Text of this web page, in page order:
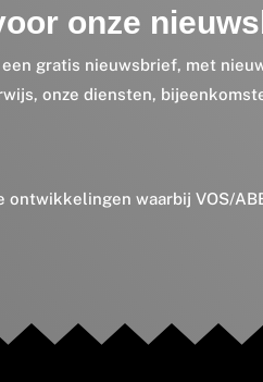
onze
gratis nieuwsbrief, met
onze diensten,
ontwikkelingen waarbij VOS/